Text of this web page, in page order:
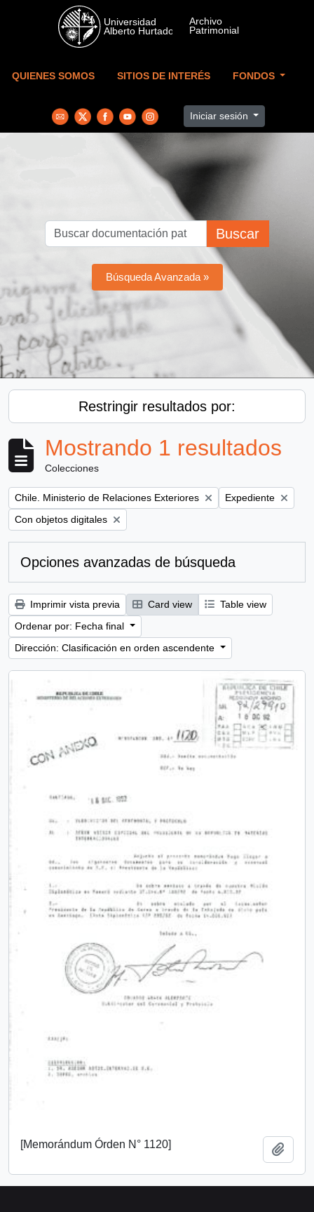
Skip to main content
QUIENES SOMOS SITIOS DE INTERÉS FONDOS
Iniciar sesión
Buscar
Búsqueda Avanzada »
Restringir resultados por:
Mostrando 1 resultados
Colecciones
Remove filter:
Chile. Ministerio de Relaciones Exteriores Remove filter:
Expediente
Remove filter:
Con objetos digitales
Opciones avanzadas de búsqueda
Imprimir vista previa Card view
Table view
Ordenar por: Fecha final
Dirección: Clasificación en orden ascendente
[Memorándum Órden N° 1120]